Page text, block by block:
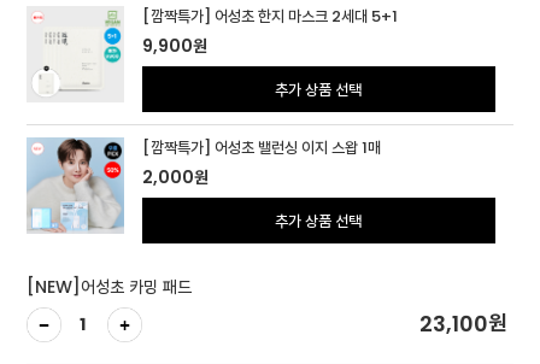
[깜짝특가] 어성초 한지 마스크 2세대 5+1
9,900원
추가 상품 선택
[깜짝특가] 어성초 밸런싱 이지 스왑 1매
2,000원
추가 상품 선택
[NEW]어성초 카밍 패드
23,100원